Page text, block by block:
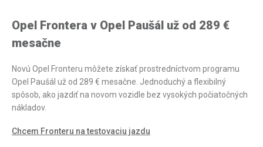
Opel Frontera v Opel Paušál už od 289 €
mesačne
Novú Opel Fronteru môžete získať prostredníctvom programu
Opel Paušál už od 289 € mesačne. Jednoduchý a flexibilný
spôsob, ako jazdiť na novom vozidle bez vysokých počiatočných
nákladov.
Chcem Fronteru na testovaciu jazdu